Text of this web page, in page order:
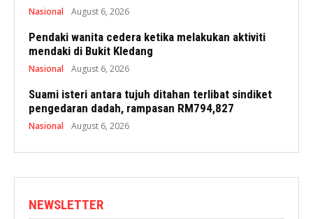
Nasional August 6, 2026
Pendaki wanita cedera ketika melakukan aktiviti
mendaki di Bukit Kledang
Nasional August 6, 2026
Suami isteri antara tujuh ditahan terlibat sindiket
pengedaran dadah, rampasan RM794,827
Nasional August 6, 2026
NEWSLETTER